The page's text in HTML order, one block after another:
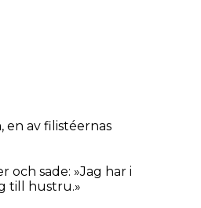
en av filistéernas
sade: »Jag har i
till hustru.»